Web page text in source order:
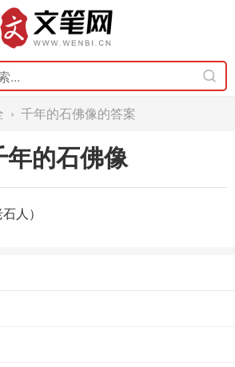
› 千年的石佛像的答案
年的石佛像
人）